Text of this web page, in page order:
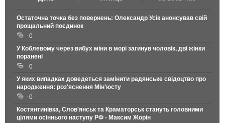
Остаточна точка без повернень: Олександр Усік анонсував свій
прощальний поєдинок
0
У Коблевому через вибух міни в морі загинув чоловік, дві жінки
поранені
0
У яких випадках доведеться замінити радянське свідоцтво про
народження: роз'яснення Мін'юсту
0
Костянтинівка, Слов'янськ та Краматорськ стануть головними
цілями осіннього наступу РФ - Максим Жорін